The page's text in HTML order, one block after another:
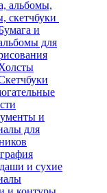
альбомы,
скетчбуки
и
для
и
для
и сухие